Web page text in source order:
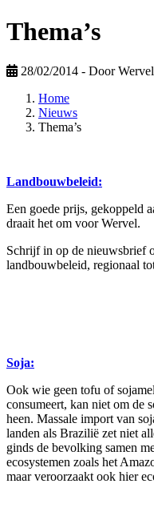
Thema’s
28/02/2014 - Door Wervel
Home
Nieuws
Thema’s
Landbouwbeleid:
Een goede prijs, gekoppeld
draait het om voor Wervel.
Schrijf in op de nieuwsbrief
landbouwbeleid, regionaal
Soja:
Ook wie geen tofu of
consumeert, kan niet om de
heen. Massale import van
landen als Brazilië zet niet
ginds de bevolking samen
ecosystemen zoals het
maar veroorzaakt ook hier